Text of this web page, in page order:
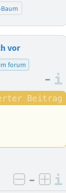
vor
forum
–
negativ
–